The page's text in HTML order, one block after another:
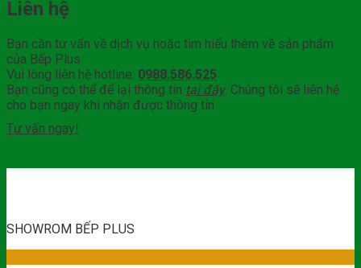
Liên hệ
Bạn cần tư vấn về dịch vụ hoặc tìm hiểu thêm về sản phẩm
của Bếp Plus
Vui lòng liên hệ hotline: 0988.586.525
Bạn cũng có thể để lại thông tin tại đây. Chúng tôi sẽ liên hệ
cho bạn ngay khi nhận được thông tin
Tư vấn ngay!
SHOWROM BẾP PLUS